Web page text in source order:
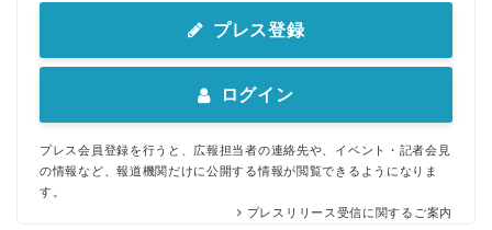
プレス登録
ログイン
プレス会員登録を行うと、広報担当者の連絡先や、イベント・記者会見
の情報など、報道機関だけに公開する情報が閲覧できるようになりま
す。
プレスリリース受信に関するご案内